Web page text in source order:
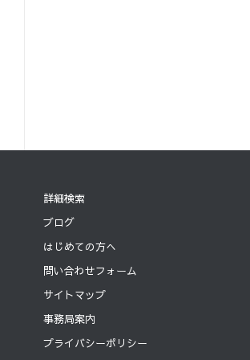
詳細検索
ブログ
はじめての方へ
問い合わせフォーム
サイトマップ
事務局案内
プライバシーポリシー